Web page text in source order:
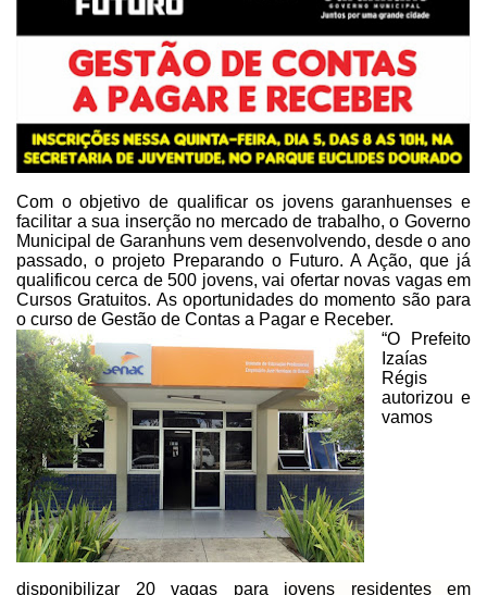
Com o objetivo de qualificaros jovens garanhuenses e
facilitar a sua inserção no mercado de trabalho, o Governo
Municipal de Garanhuns vem desenvolvendo, desde o ano
passado, o projeto Preparando o Futuro. A Ação, que já
qualificou cerca de 500 jovens, vai ofertar novas vagas em
Cursos Gratuitos. As oportunidades do momento são para
o curso de Gestão de Contas a Pagar e Receber.
“O Prefeito
Izaías
Régis
autorizou e
vamos
disponibilizar 20 vagas para jovens residentes em